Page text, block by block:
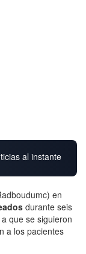
al instante
en
durante seis
que se siguieron
a los pacientes